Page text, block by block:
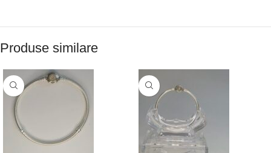
Produse similare